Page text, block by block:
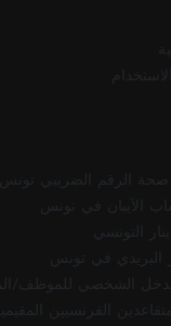
صحة الرقم الضريبي تونس
الآيبان في تونس
التونسي
البريدي في تونس
الشخصي للموظف/
الفرنسيين